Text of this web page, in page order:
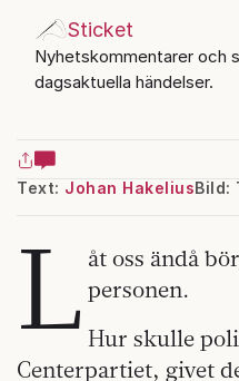
Sticket
Nyhetskommentarer och
dagsaktuella händelser.
Text: Johan HakeliusBild:
L åt oss ändå
personen.
Hur skulle
Centerpartiet, givet